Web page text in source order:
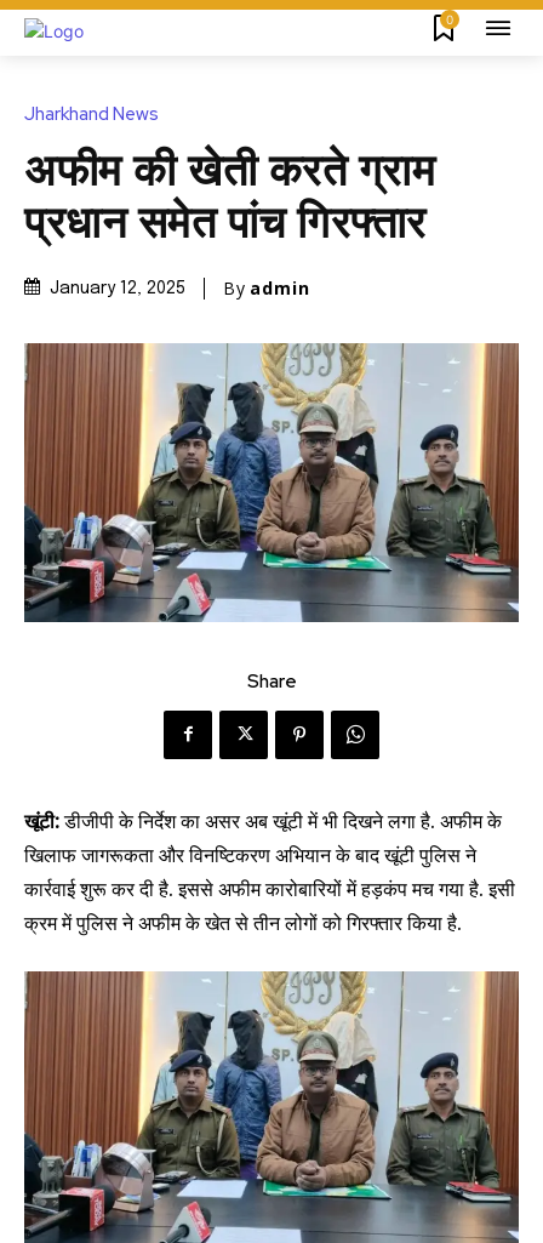
0
Jharkhand News
अफीम की खेती करते ग्राम
प्रधान समेत पांच गिरफ्तार
January 12, 2025 By admin
Share
खूंटी:डीजीपी के निर्देश का असर अब खूंटी में भी दिखने लगा है. अफीम के
खिलाफ जागरूकता और विनष्टिकरण अभियान के बाद खूंटी पुलिस ने
कार्रवाई शुरू कर दी है. इससे अफीम कारोबारियों में हड़कंप मच गया है. इसी
क्रम में पुलिस ने अफीम के खेत से तीन लोगों को गिरफ्तार किया है.